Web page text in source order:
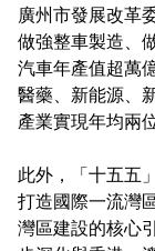
廣州市發展改革
做強整車製造、
汽車年產值超萬
醫藥、新能源、
產業實現年均兩
此外，「十五五
打造國際一流灣
灣區建設的核心